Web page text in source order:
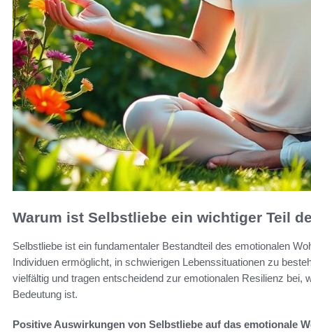
Warum ist Selbstliebe ein wichtiger Teil
Selbstliebe ist ein fundamentaler Bestandteil des emotionalen
Individuen ermöglicht, in schwierigen Lebenssituationen zu
vielfältig und tragen entscheidend zur emotionalen Resilienz
Bedeutung ist.
Positive Auswirkungen von Selbstliebe auf das emotionale